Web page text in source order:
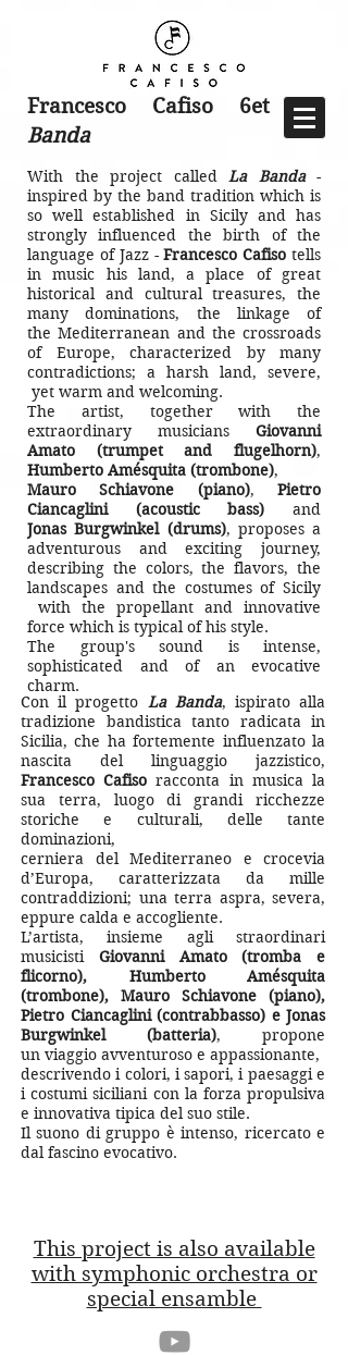
Francesco Cafiso 6etLa
Banda
With the project called La Banda-
inspired by the band tradition which is
so wellestablished in Sicily and has
strongly influenced the birth of the
language of Jazz -Francesco Cafiso tells
in music his land, a place of great
historical and culturaltreasures, the
many dominations, the linkage of
the Mediterranean and the crossroads
of Europe, characterized by many
contradictions; a harsh land, severe,
yet warm and welcoming.
The artist, together with the
extraordinary musicians Giovanni
Amato (trumpet and flugelhorn),
Humberto Amésquita (trombone),
Mauro Schiavone (piano),Pietro
Ciancaglini (acoustic bass) and
Jonas Burgwinkel (drums), proposes a
adventurous and exciting journey,
describing the colors, the flavors, the
landscapes and the costumes of Sicily
with the propellant and innovative
force which is typical of his style.
The group's sound is intense,
sophisticated and of an evocative
charm.
Con il progetto La Banda, ispirato alla
tradizione bandistica tanto radicata in
Sicilia, che ha fortemente influenzato la
nascita del linguaggio jazzistico,
Francesco Cafiso racconta in musica la
sua terra, luogo di grandi ricchezze
storiche e culturali, delle tante
dominazioni,
cerniera del Mediterraneo e crocevia
d’Europa, caratterizzata da mille
contraddizioni; una terra aspra, severa,
eppure calda e accogliente.
L’artista, insieme agli straordinari
musicisti Giovanni Amato (tromba e
flicorno), Humberto Amésquita
(trombone), Mauro Schiavone (piano),
Pietro Ciancaglini (contrabbasso) e Jonas
Burgwinkel (batteria), propone
un viaggio avventuroso e appassionante,
descrivendo i colori, i sapori, i paesaggi e
i costumi siciliani con la forza propulsiva
e innovativa tipica del suo stile.
Il suono di gruppo è intenso, ricercato e
dal fascino evocativo.
This project is also available
with symphonic orchestra or
special ensamble